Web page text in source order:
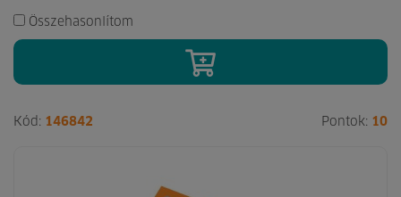
Összehasonlítom
Kód: 146842 Pontok: 10